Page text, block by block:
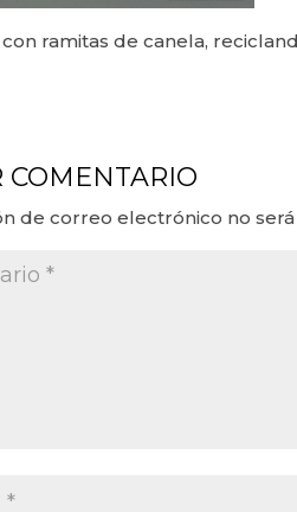
ramitas de canela,
COMENTARIO
de correo electrónico no